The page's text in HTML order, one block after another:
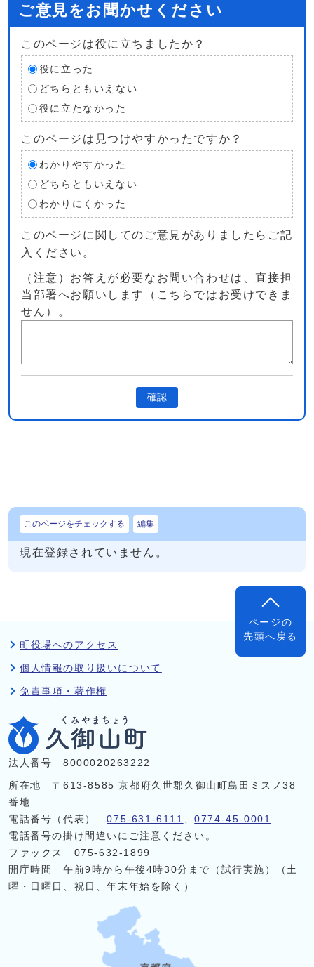
ご意見をお聞かせください
このページは役に立ちましたか？
役に立った
どちらともいえない
役に立たなかった
このページは見つけやすかったですか？
わかりやすかった
どちらともいえない
わかりにくかった
このページに関してのご意見がありましたらご記
入ください。
（注意）お答えが必要なお問い合わせは、直接担
当部署へお願いします（こちらではお受けできま
せん）。
確認
このページをチェックする 編集
現在登録されていません。
ページの
先頭へ戻る
町役場へのアクセス
個人情報の取り扱いについて
免責事項・著作権
法人番号 8000020263222
所在地 〒613-8585 京都府久世郡久御山町島田ミスノ38
番地
電話番号（代表）075-631-6111 、0774-45-0001
電話番号の掛け間違いにご注意ください。
ファックス 075-632-1899
開庁時間 午前9時から午後4時30分まで（試行実施）（土
曜・日曜日、祝日、年末年始を除く）